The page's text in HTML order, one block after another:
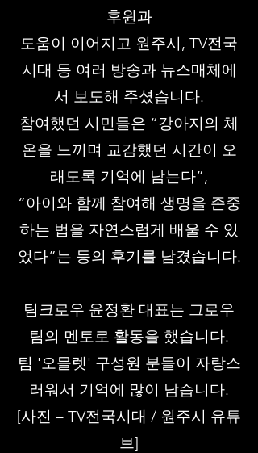
후원과
도움이 이어지고 원주시, TV전국
시대 등 여러 방송과 뉴스매체에
서 보도해 주셨습니다.
참여했던 시민들은 “강아지의 체
온을 느끼며 교감했던 시간이 오
래도록 기억에 남는다”,
“아이와 함께 참여해 생명을 존중
하는 법을 자연스럽게 배울 수 있
었다”는 등의 후기를 남겼습니다.
팀크로우 윤정환 대표는 그로우
팀의 멘토로 활동을 했습니다.
팀 '오믈렛' 구성원 분들이 자랑스
러워서 기억에 많이 남습니다.
[사진 – TV전국시대 / 원주시 유튜
브]